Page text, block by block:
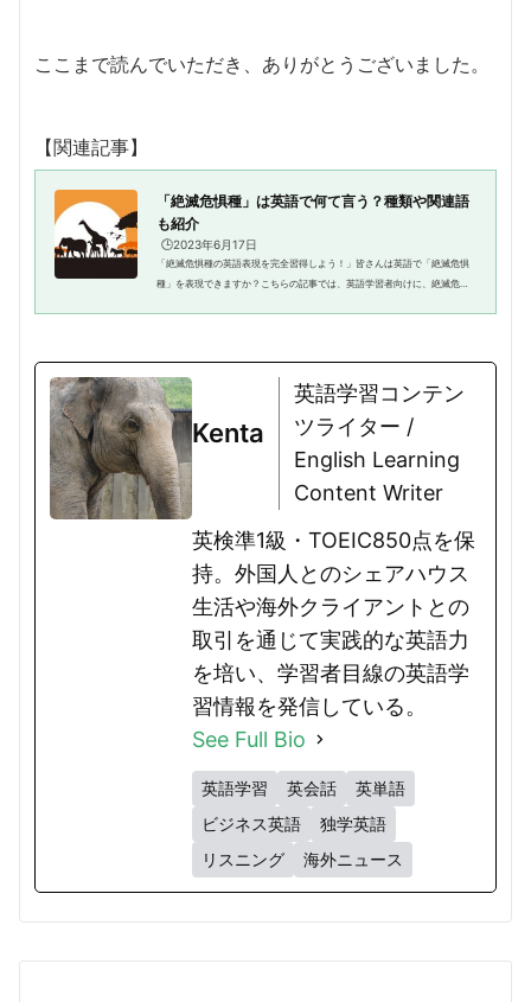
ここまで読んでいただき、ありがとうございました。
【関連記事】
「絶滅危惧種」は英語で何て言う？種類や関連語
も紹介
🕒️2023年6月17日
「絶滅危惧種の英語表現を完全習得しよう！」皆さんは英語で「絶滅危惧
種」を表現できますか？こちらの記事では、英語学習者向けに、絶滅危惧
Kenta
英語学習コンテン
ツライター /
English Learning
Content Writer
英検準1級・TOEIC850点を保
持。外国人とのシェアハウス
生活や海外クライアントとの
取引を通じて実践的な英語力
を培い、学習者目線の英語学
習情報を発信している。
See Full Bio
英語学習 英会話
英単語
ビジネス英語
独学英語
リスニング
海外ニュース